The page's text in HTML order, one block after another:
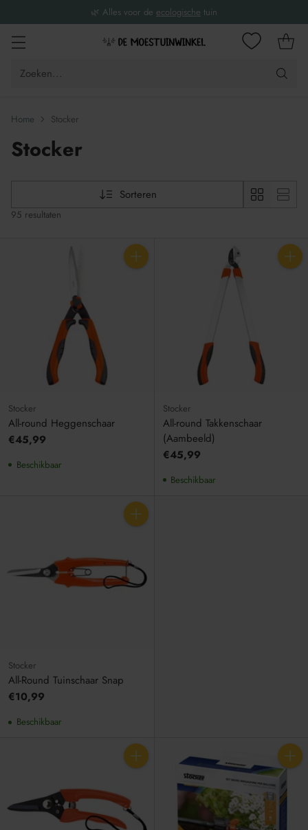
⚖️ Voor eenbiologischetuin in balans
Zoeken...
Home Stocker
Stocker
Sorteren
95 resultaten
Aantal
Stocker
All-round Heggenschaar
€45,99
Beschikbaar
Aantal
Stocker
All-round Takkenschaar
(Aambeeld)
€45,99
Beschikbaar
Aantal
Stocker
All-Round Tuinschaar Snap
€10,99
Beschikbaar
Aantal Aantal